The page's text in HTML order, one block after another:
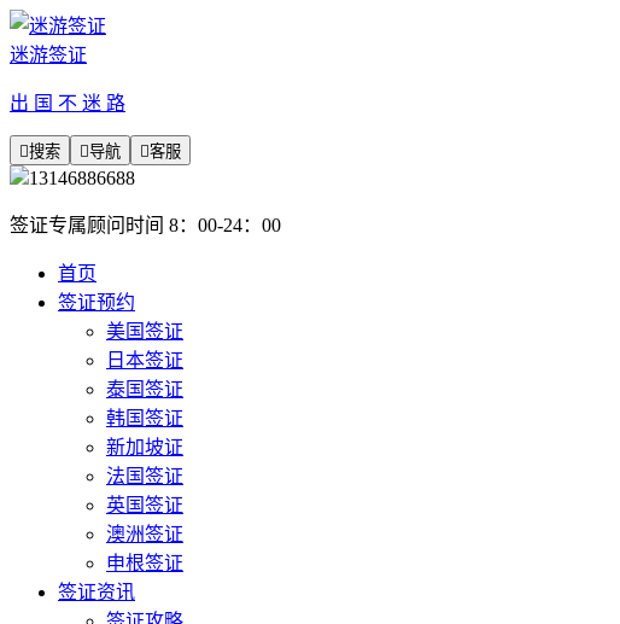
迷游签证
出 国 不 迷 路
搜索 导航 客服
13146886688
签证专属顾问时间 8：00-24：00
首页
签证预约
美国签证
日本签证
泰国签证
韩国签证
新加坡证
法国签证
英国签证
澳洲签证
申根签证
签证资讯